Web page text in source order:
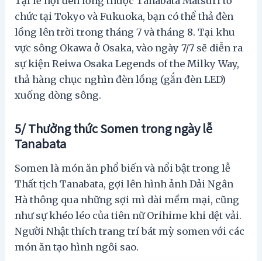
chức tại Tokyo và Fukuoka, bạn có thể thả đèn
lồng lên trời trong tháng 7 và tháng 8. Tại khu
vực sông Okawa ở Osaka, vào ngày 7/7 sẽ diễn ra
sự kiện Reiwa Osaka Legends of the Milky Way,
thả hàng chục nghìn đèn lồng (gắn đèn LED)
xuống dòng sông.
5/ Thưởng thức Somen trong ngày lễ
Tanabata
Somen là món ăn phổ biến và nổi bật trong lễ
Thất tịch Tanabata, gợi lên hình ảnh Dải Ngân
Hà thông qua những sợi mì dài mềm mại, cũng
như sự khéo léo của tiên nữ Orihime khi dệt vải.
Người Nhật thích trang trí bát mỳ somen với các
món ăn tạo hình ngôi sao.